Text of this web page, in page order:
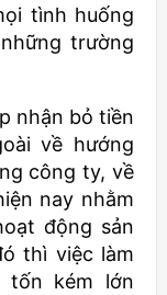
tình huống
trường
nhận bỏ tiền
về hướng
công ty, về
nay nhằm
động sản
thì việc làm
tốn kém lớn